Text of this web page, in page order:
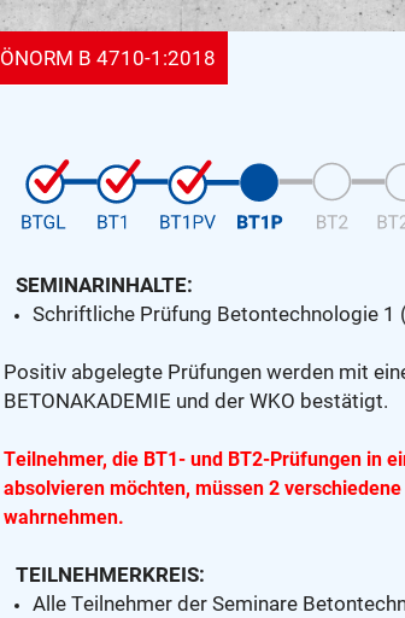
ÖNORM B 4710-1:2018
SEMINARINHALTE:
Schriftliche Prüfung Betontechnologie 1
Positiv abgelegte Prüfungen werden mit
BETONAKADEMIE und der WKO bestätigt.
Teilnehmer, die BT1- und BT2-Prüfungen in
absolvieren möchten, müssen 2
wahrnehmen.
TEILNEHMERKREIS:
Alle Teilnehmer der Seminare